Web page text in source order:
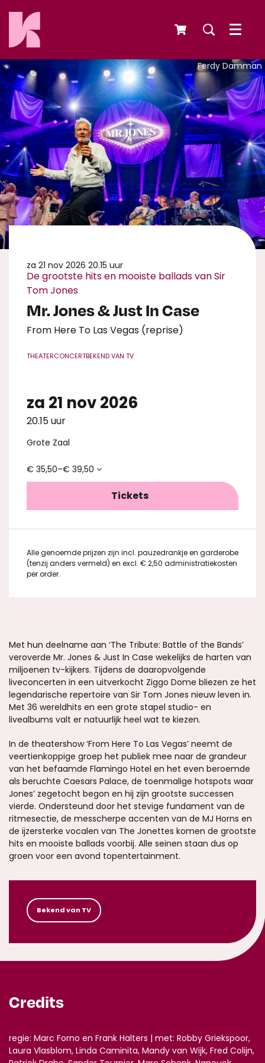
Menu
Ferdy Damman
Mr. Jones & Just In Case
From Here To Las Vegas (reprise)
De grootste hits en mooiste ballads van Sir
Tom Jones
za 21 nov 2026 20.15 uur
THEATERCONCERTBEKEND VAN TV
za 21 nov 2026
20.15 uur
Grote Zaal
€ 35,50–€ 39,50
Tickets
Alle genoemde prijzen zijn incl. pauzedrankje en garderobe
(tenzij anders vermeld) en excl. € 2,50 administratiekosten
per order.
Met hun deelname aan ‘The Tribute: Battle of the Bands’
veroverde Mr. Jones & Just In Case wekelijks de harten van
miljoenen tv-kijkers. Tijdens de daaropvolgende
liveconcerten in een uitverkocht Ziggo Dome bliezen ze het
legendarische repertoire van Sir Tom Jones nieuw leven in.
Met 36 wereldhits en een grote stapel studio- en
livealbums valt er natuurlijk heel wat te kiezen.
In de theatershow ‘From Here To Las Vegas’ neemt de
veertienkoppige groep het publiek mee naar de grandeur
van het befaamde Flamingo Hotel en het even beroemde
als beruchte Caesars Palace, de toenmalige hotspots waar
Jones’ zegetocht begon en hij zijn grootste successen
vierde. Ondersteund door het stevige fundament van de
ritmesectie, de messcherpe accenten van de MJ Horns en
de ijzersterke vocalen van The Jonettes komen de grootste
hits en mooiste ballads voorbij. Alle seinen staan dus op
groen voor een avond topentertainment.
Bekend van TV
Credits
regie: Marc Forno en Frank Halters | met: Robby Griekspoor,
Laura Vlasblom, Linda Caminita, Mandy van Wijk, Fred Colijn,